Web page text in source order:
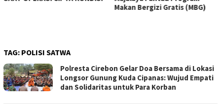
Makan Bergizi Gratis (MBG)
TAG: POLISI SATWA
Polresta Cirebon Gelar Doa Bersama di Lokasi
Longsor Gunung Kuda Cipanas: Wujud Empati
dan Solidaritas untuk Para Korban